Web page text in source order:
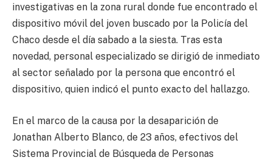
investigativas en la zona rural donde fue encontrado el
dispositivo móvil del joven buscado por la Policía del
Chaco desde el día sabado a la siesta. Tras esta
novedad, personal especializado se dirigió de inmediato
al sector señalado por la persona que encontró el
dispositivo, quien indicó el punto exacto del hallazgo.
En el marco de la causa por la desaparición de
Jonathan Alberto Blanco, de 23 años, efectivos del
Sistema Provincial de Búsqueda de Personas